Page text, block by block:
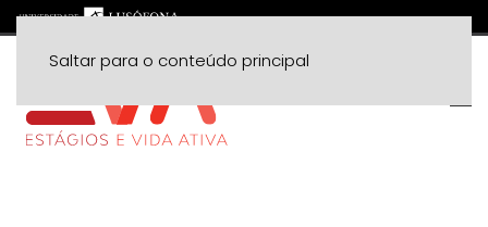
Saltar para o conteúdo principal